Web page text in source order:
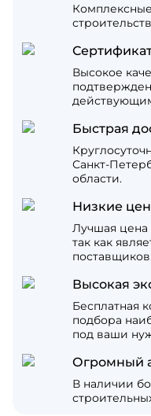
Высокое
Быстрая
Санкт-
области.
Низкие
Лучшая цена
так как
Высокая
Бесплатная
подбора
под ваши
Огромный
В наличии